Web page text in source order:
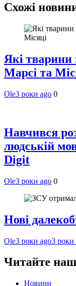
Схожі
Які
Марсі та
Ole3 роки ago 0
Навчився
людській
Digit
Ole3 роки ago 0
Нові
Ole3 роки ago3 роки
Читайте
Новини